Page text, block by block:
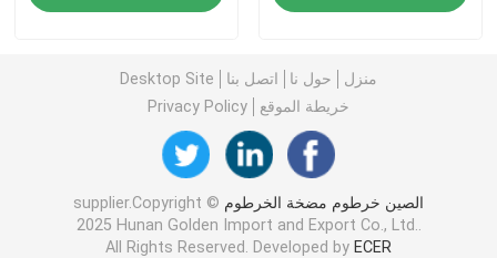
قطع غيار مضخة الخرسانة
أنبوب توصيل مضخة الخرسانة
منزل حول نا اتصل بنا
Desktop Site
خريطة الموقع
Privacy Policy
الصين خرطوم مضخة الخرطوم supplier.Copyright ©
2025 Hunan Golden Import and Export Co., Ltd..
All Rights Reserved. Developed by ECER